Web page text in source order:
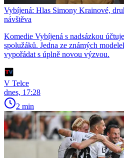
Vybíjená: Hlas Simony Krainové,
návštěva
Komedie Vybíjená s nadsázkou
spolužáků. Jedna ze známých
vypořádat s úplně novou výzvou.
V Telce
dnes, 17:28
2 min